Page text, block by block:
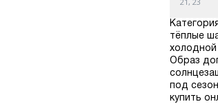
тёплые
Образ
под
купить